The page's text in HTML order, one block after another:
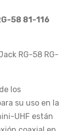
58 81-116
RG-58 RG-
los
su uso en la
UHF están